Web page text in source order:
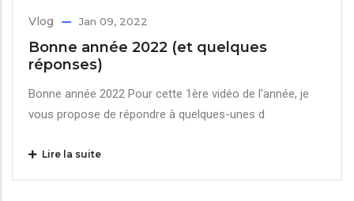
Vlog Jan 09, 2022
Bonne année 2022 (et quelques
réponses)
Bonne année 2022 Pour cette 1ère vidéo de l'année, je
vous propose de répondre à quelques-unes d
Lire la suite